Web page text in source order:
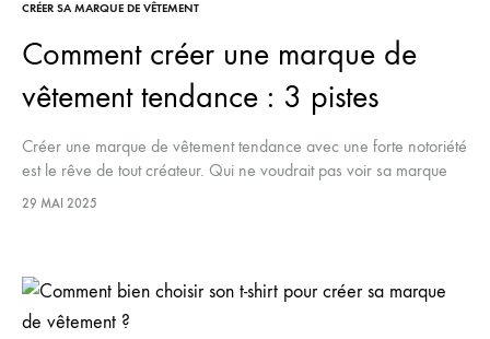
CRÉER SA MARQUE DE VÊTEMENT
Comment créer une marque de
vêtement tendance : 3 pistes
Créer une marque de vêtement tendance avec une forte notoriété
est le rêve de tout créateur. Qui ne voudrait pas voir sa marque
portée par le plus grand monde, que…
29 MAI 2025